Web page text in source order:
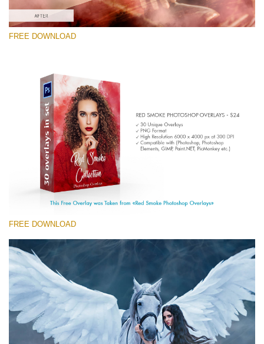
(30 Overlays)
Large 6000*4000px
Large 6000*4000px
Entire Collection
(1783 Overlays)
Large 6000*4000px
Ingyenes letöltés
FREE DOWNLOAD
FREE DOWNLOAD